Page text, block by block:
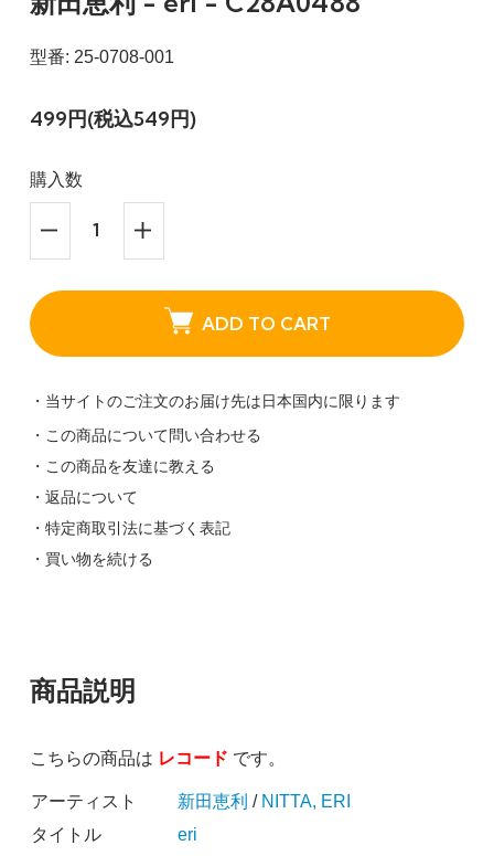
型番: 25-0708-001
499円(税込549円)
購入数
ADD TO CART
・当サイトのご注文のお届け先は日本国内に限ります
・この商品について問い合わせる
・この商品を友達に教える
・返品について
・特定商取引法に基づく表記
・買い物を続ける
商品説明
こちらの商品は レコード です。
アーティスト 新田恵利 / NITTA, ERI
タイトル
eri